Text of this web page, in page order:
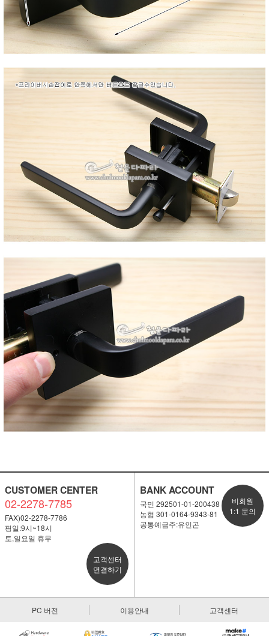
CUSTOMER CENTER
02-2278-7785
FAX)02-2278-7786
평일:9시~18시
토,일요일 휴무
고객센터
연결하기
BANK ACCOUNT
국민 292501-01-200438
농협 301-0164-9343-81
공통예금주:유인곤
비회원
1:1 문의
PC 버전 이용안내 고객센터